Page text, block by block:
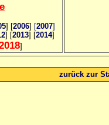
] [2006] [2007]
] [2013] [2014]
]
zurück zur